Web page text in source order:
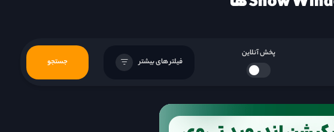
پخش آنلاین
فیلتر های بیشتر جستجو